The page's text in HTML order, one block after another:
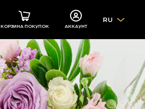
КОРЗИНА ПОКУПОК АККАУНТ
RU